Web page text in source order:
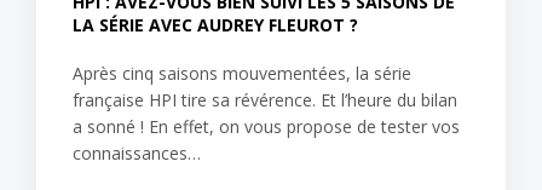
LA SÉRIE AVEC AUDREY FLEUROT ?
Après cinq saisons mouvementées, la série
française HPI tire sa révérence. Et l’heure du bilan
a sonné ! En effet, on vous propose de tester vos
connaissances…